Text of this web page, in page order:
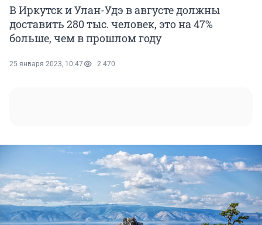
В Иркутск и Улан-Удэ в августе должны
доставить 280 тыс. человек, это на 47%
больше, чем в прошлом году
25 января 2023, 10:47 2 470